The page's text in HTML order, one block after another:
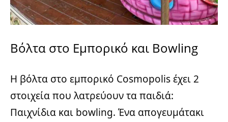
Βόλτα στο Εμπορικό και Bowling
Η βόλτα στο εμπορικό Cosmopolis έχει 2
στοιχεία που λατρεύουν τα παιδιά:
Παιχνίδια και bowling. Ένα απογευμάτακι